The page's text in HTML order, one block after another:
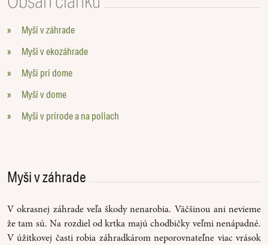
»
Myši v záhrade
»
Myši v ekozáhrade
»
Myši pri dome
»
Myši v dome
»
Myši v prírode a na poliach
Myši v záhrade
V okrasnej záhrade veľa škody nenarobia. Väčšinou ani nevieme
že tam sú. Na rozdiel od krtka majú chodbičky veľmi nenápadné.
V úžitkovej časti robia záhradkárom neporovnateľne viac vrások